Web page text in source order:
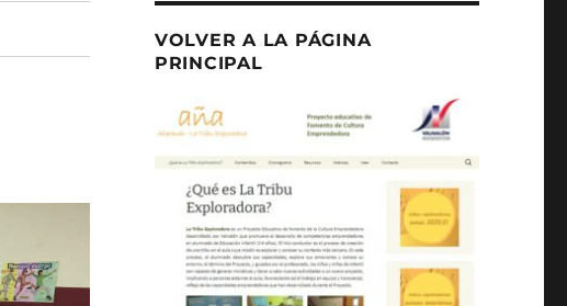
VOLVER A LA PÁGINA
PRINCIPAL